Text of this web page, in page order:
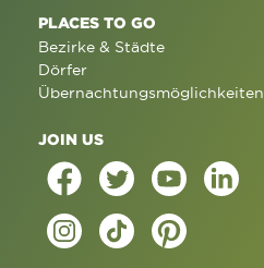
PLACES TO GO
Bezirke & Städte
Dörfer
Übernachtungsmöglichkeiten
JOIN US